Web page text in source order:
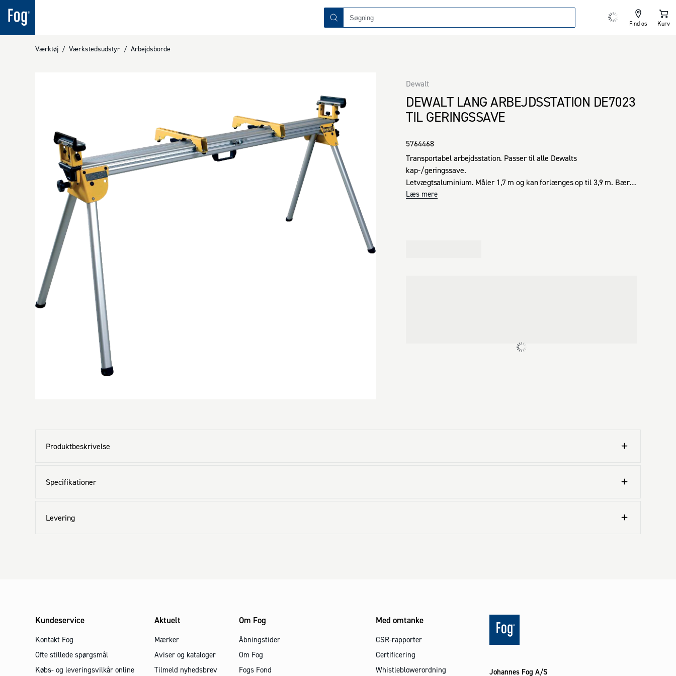
Find os Kurv
Værktøj / Værkstedsudstyr / Arbejdsborde
DEWALT LANG ARBEJDSSTATION DE7023
TIL GERINGSSAVE
Dewalt
5764468
Transportabel arbejdsstation. Passer til alle Dewalts
kap-/geringssave.
Letvægtsaluminium. Måler 1,7 m og kan forlænges op til 3,9 m. Bærer
op til 227 kg.
Læs mere
Produktbeskrivelse
Specifikationer
Levering
Kundeservice
Kontakt Fog
Ofte stillede spørgsmål
Købs- og leveringsvilkår online
Aktuelt
Mærker
Aviser og kataloger
Tilmeld nyhedsbrev
Om Fog
Åbningstider
Om Fog
Fogs Fond
Med omtanke
CSR-rapporter
Certificering
Whistleblowerordning
Johannes Fog A/S